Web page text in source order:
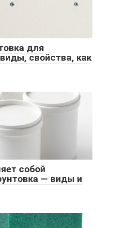
для
свойства, как
собой
— виды и